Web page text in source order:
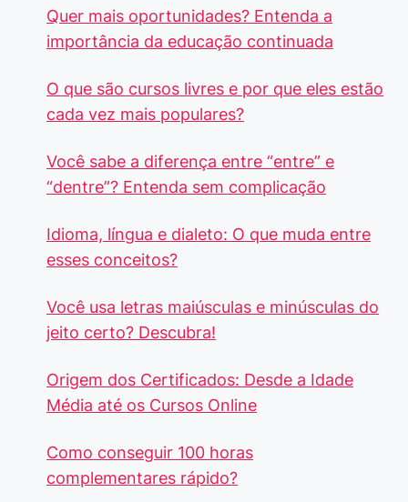
Quer mais oportunidades? Entenda a
importância da educação continuada
O que são cursos livres e por que eles estão
cada vez mais populares?
Você sabe a diferença entre “entre” e
“dentre”? Entenda sem complicação
Idioma, língua e dialeto: O que muda entre
esses conceitos?
Você usa letras maiúsculas e minúsculas do
jeito certo? Descubra!
Origem dos Certificados: Desde a Idade
Média até os Cursos Online
Como conseguir 100 horas
complementares rápido?